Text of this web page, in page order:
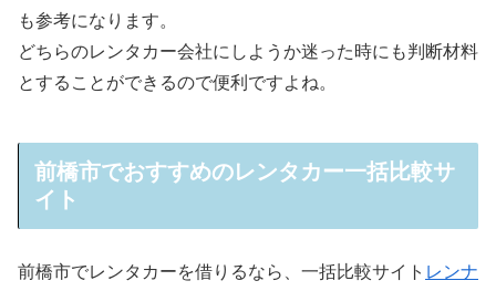
も参考になります。
どちらのレンタカー会社にしようか迷った時にも判断材料
とすることができるので便利ですよね。
前橋市でおすすめのレンタカー一括比較サ
イト
前橋市でレンタカーを借りるなら、一括比較サイト レンナ